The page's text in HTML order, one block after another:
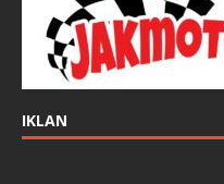
IKLAN